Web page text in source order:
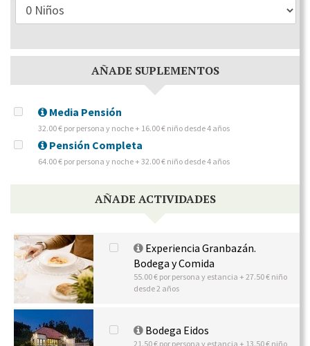
AÑADE SUPLEMENTOS
Media Pensión
32.00 € por persona y noche + 16.00 € niño desde 4 años
Pensión Completa
64.00 € por persona y noche + 32.00 € niño desde 4 años
AÑADE ACTIVIDADES
Experiencia Granbazán.
Bodega y Comida
55.00 € por persona y estancia + 27.50 € niño
desde 2 años
Bodega Eidos
21.50 € por persona y estancia + 13.50 € niño